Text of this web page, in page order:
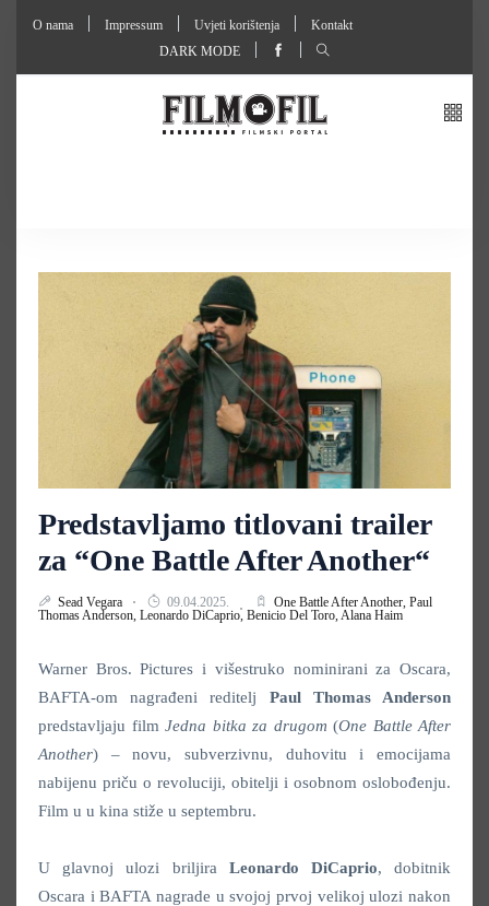
O nama Impressum Uvjeti korištenja
Kontakt
DARK MODE
Predstavljamo titlovani trailer
za “One Battle After Another“
Sead Vegara 09.04.2025. One Battle After Another, Paul
Thomas Anderson, Leonardo DiCaprio, Benicio Del Toro, Alana Haim
Warner Bros. Pictures i višestruko nominirani za Oscara,
BAFTA-om nagrađeni reditelj Paul Thomas Anderson
predstavljaju film Jedna bitka za drugom (One Battle After
Another) – novu, subverzivnu, duhovitu i emocijama
nabijenu priču o revoluciji, obitelji i osobnom oslobođenju.
Film u u kina stiže u septembru.
U glavnoj ulozi briljira Leonardo DiCaprio, dobitnik
Oscara i BAFTA nagrade u svojoj prvoj velikoj ulozi nakon